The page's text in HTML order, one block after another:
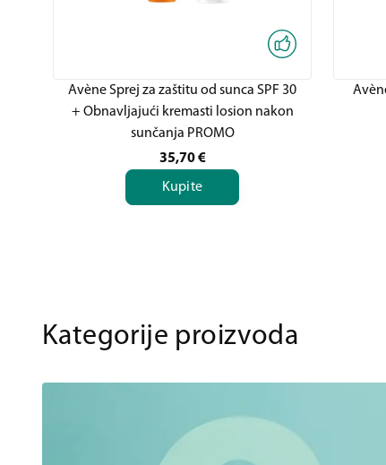
Avène Sprej za zaštitu od sunca SPF 30
+ Obnavljajući kremasti losion nakon
sunčanja PROMO
35,70 €
Kupite
Kategorije proizvoda